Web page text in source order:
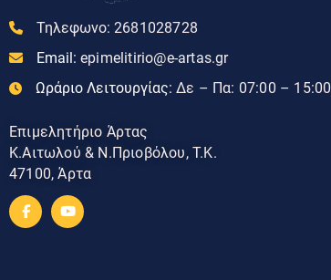
Τηλεφωνο: 2681028728
Email: epimelitirio@e-artas.gr
Ωράριο Λειτουργίας: Δε – Πα: 07:00 – 15:00
Επιμελητήριο Άρτας
Κ.Αιτωλού & Ν.Πριοβόλου, Τ.Κ.
47100, Άρτα